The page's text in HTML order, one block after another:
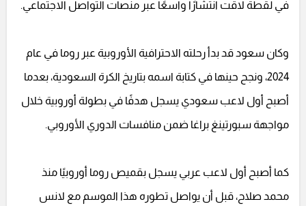
في لقطة لاقت انتشارًا واسعًا عبر منصات التواصل الاجتماعي.
وكان سعود قد بدأ رحلته الاحترافية الأوروبية عبر روما في عام
2024، ونجح حينها في كتابة اسمه بتاريخ الكرة السعودية، بعدما
أصبح أول لاعب سعودي يسجل هدفًا في بطولة أوروبية خلال
مواجهة سبورتينغ براغا ضمن منافسات الدوري الأوروبي.
كما أصبح أول لاعب عربي يسجل بقميص روما أوروبيًا منذ
محمد صلاح، قبل أن يواصل تطوره هذا الموسم مع لانس